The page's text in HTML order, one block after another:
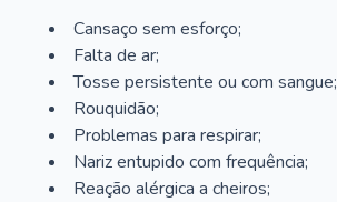
Cansaço sem esforço;
Falta de ar;
Tosse persistente ou com sangue;
Rouquidão;
Problemas para respirar;
Nariz entupido com frequência;
Reação alérgica a cheiros;